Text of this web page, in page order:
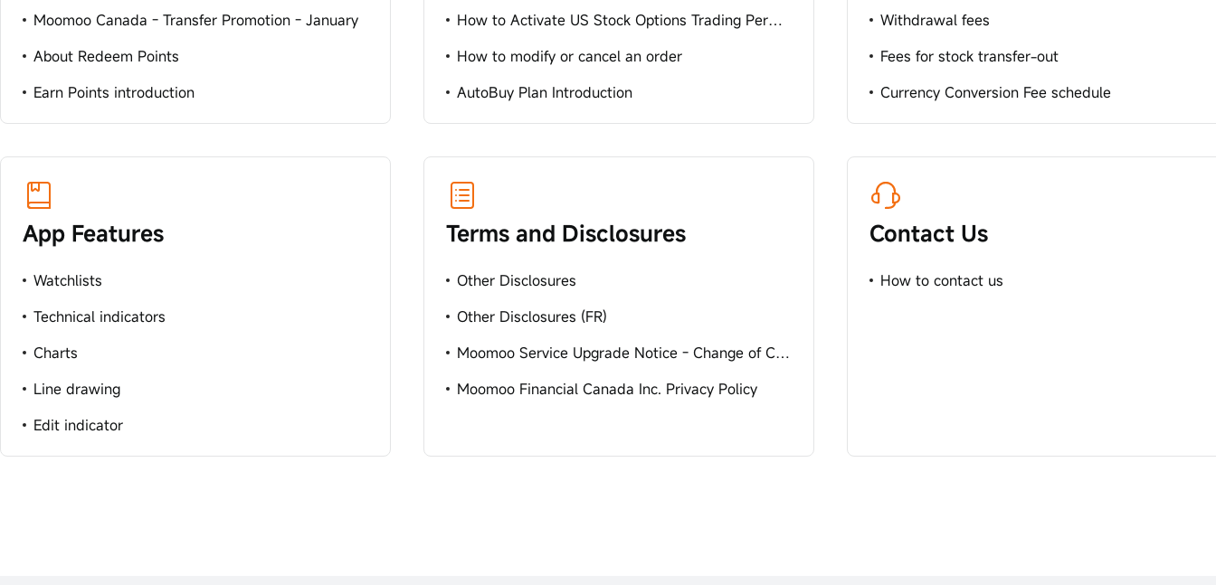
Moomoo Canada - Transfer Promotion - January
About Redeem Points
Earn Points introduction
How to Activate US Stock Options Trading Permissions
How to modify or cancel an order
AutoBuy Plan Introduction
Withdrawal fees
Fees for stock transfer-out
Currency Conversion Fee schedule
App Features
Watchlists
Technical indicators
Charts
Line drawing
Edit indicator
Terms and Disclosures
Other Disclosures
Other Disclosures (FR)
Moomoo Service Upgrade Notice - Change of Carrying Broker
Moomoo Financial Canada Inc. Privacy Policy
Contact Us
How to contact us